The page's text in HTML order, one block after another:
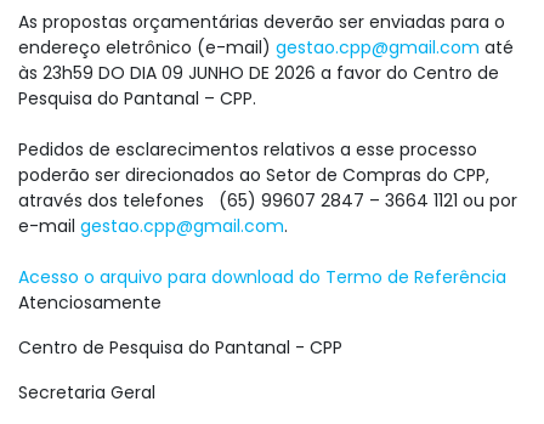
As propostas orçamentárias deverão ser enviadas para o
endereço eletrônico (e-mail) gestao.cpp@gmail.com até
às 23h59 DO DIA 09 JUNHO DE 2026 a favor do Centro de
Pesquisa do Pantanal – CPP.
Pedidos de esclarecimentos relativos a esse processo
poderão ser direcionados ao Setor de Compras do CPP,
através dos telefones (65) 99607 2847 – 3664 1121 ou por
e-mail gestao.cpp@gmail.com.
Acesso o arquivo para download do Termo de Referência
Atenciosamente
Centro de Pesquisa do Pantanal - CPP
Secretaria Geral